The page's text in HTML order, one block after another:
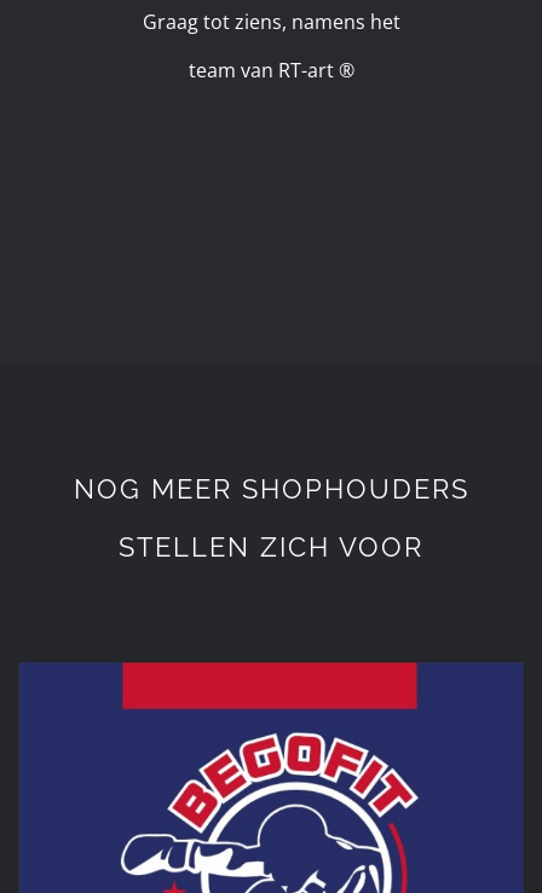
Graag tot ziens, namens het
team van RT-art ®
NOG MEER SHOPHOUDERS
STELLEN ZICH VOOR
BegoFit